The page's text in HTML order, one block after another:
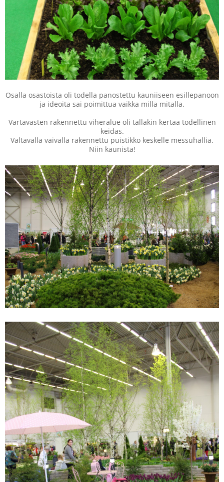
Osalla osastoista oli todella panostettu kauniiseen esillepanoon
ja ideoita sai poimittua vaikka millä mitalla.
Vartavasten rakennettu viheralue oli tälläkin kertaa todellinen
keidas.
Valtavalla vaivalla rakennettu puistikko keskelle messuhallia.
Niin kaunista!